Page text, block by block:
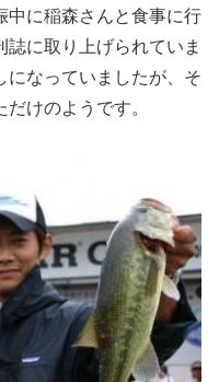
中に稲森さんと食事に行
に取り上げられていま
になっていましたが、そ
けのようです。